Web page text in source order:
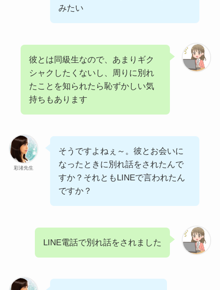
みたい
彼とは同級生なので、あまりギク
シャクしたくないし、周りに別れ
たことを知られたら恥ずかしい気
持ちもあります
彩渚先生
そうですよねぇ～。彼とお会いに
なったときに別れ話をされたんで
すか？それともLINEで言われたん
ですか？
LINE電話で別れ話をされました